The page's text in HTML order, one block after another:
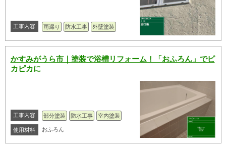
工事内容 雨漏り 防水工事 外壁塗装
かすみがうら市｜塗装で浴槽リフォーム！「おふろん」でピ
カピカに
工事内容 部分塗装 防水工事 室内塗装
使用材料 おふろん